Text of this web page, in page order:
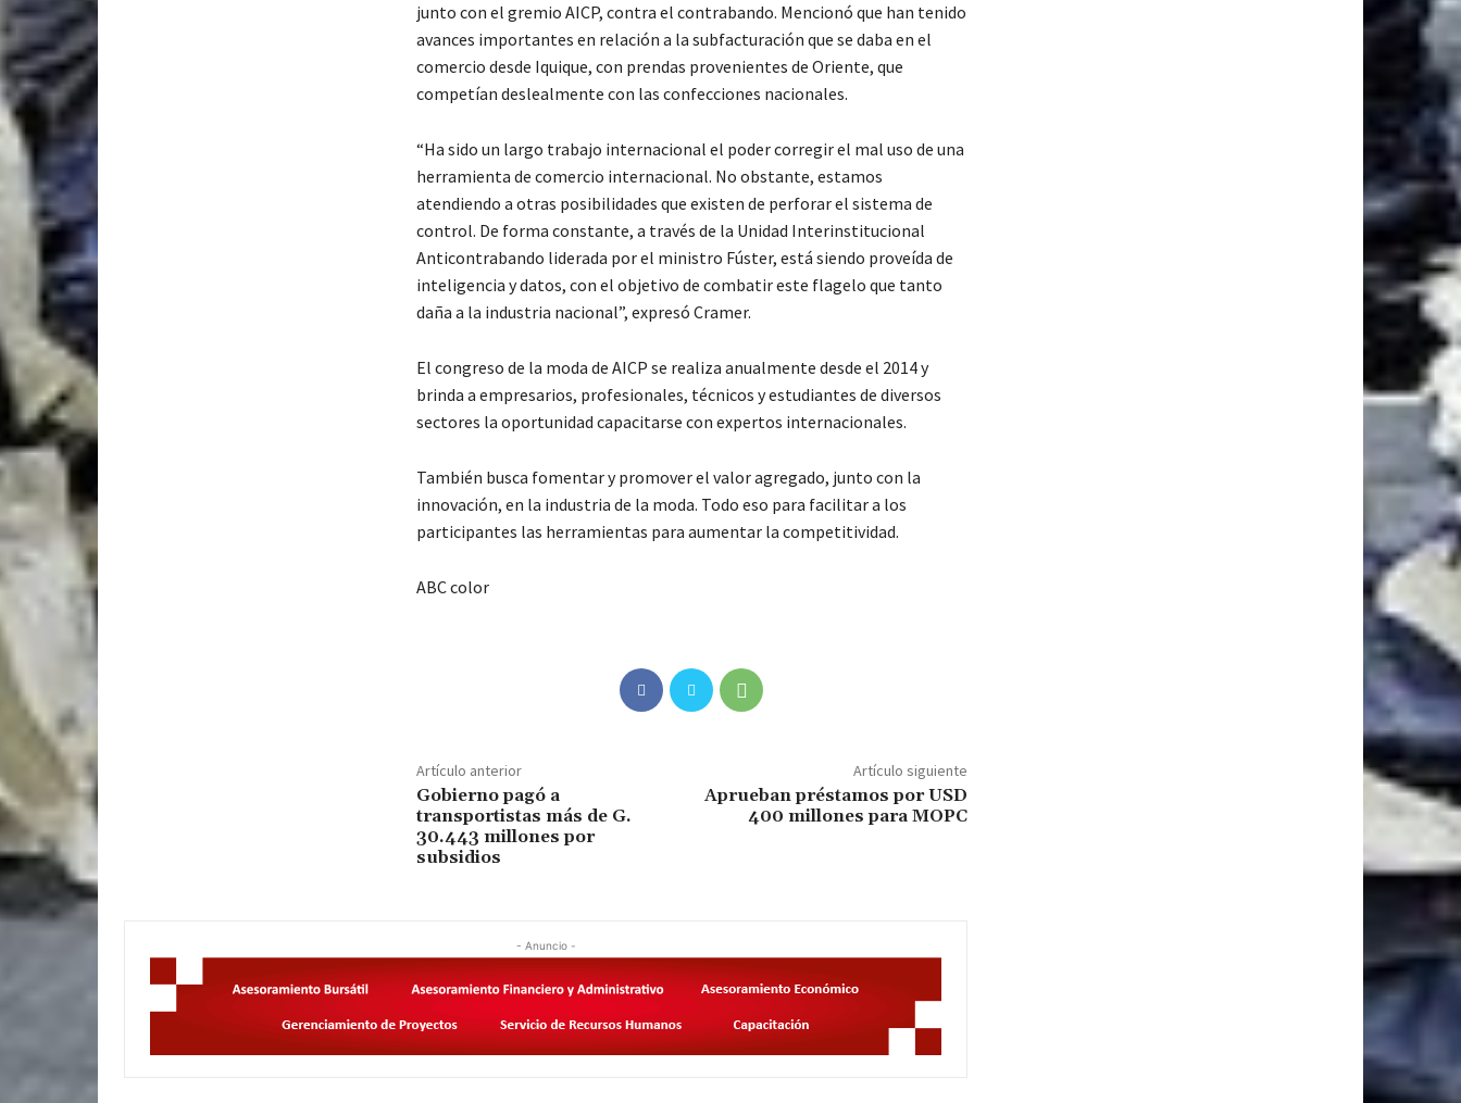
junto con el gremio AICP, contra el contrabando. Mencionó que han tenido
avances importantes en relación a la subfacturación que se daba en el
comercio desde Iquique, con prendas provenientes de Oriente, que
competían deslealmente con las confecciones nacionales.
“Ha sido un largo trabajo internacional el poder corregir el mal uso de una
herramienta de comercio internacional. No obstante, estamos
atendiendo a otras posibilidades que existen de perforar el sistema de
control. De forma constante, a través de la Unidad Interinstitucional
Anticontrabando liderada por el ministro Fúster, está siendo proveída de
inteligencia y datos, con el objetivo de combatir este flagelo que tanto
daña a la industria nacional”, expresó Cramer.
El congreso de la moda de AICP se realiza anualmente desde el 2014 y
brinda a empresarios, profesionales, técnicos y estudiantes de diversos
sectores la oportunidad capacitarse con expertos internacionales.
También busca fomentar y promover el valor agregado, junto con la
innovación, en la industria de la moda. Todo eso para facilitar a los
participantes las herramientas para aumentar la competitividad.
ABC color
Artículo anterior
Gobierno pagó a
transportistas más de G.
30.443 millones por
subsidios
Artículo siguiente
Aprueban préstamos por USD
400 millones para MOPC
- Anuncio -